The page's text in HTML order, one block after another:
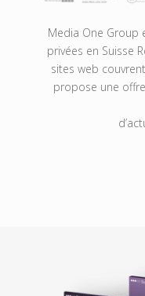
Media One Group
privées en Suisse
sites web
propose une